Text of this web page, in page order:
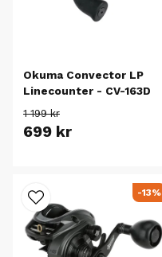
Okuma Convector LP
Linecounter - CV-163D
1 199 kr
699 kr
-13%